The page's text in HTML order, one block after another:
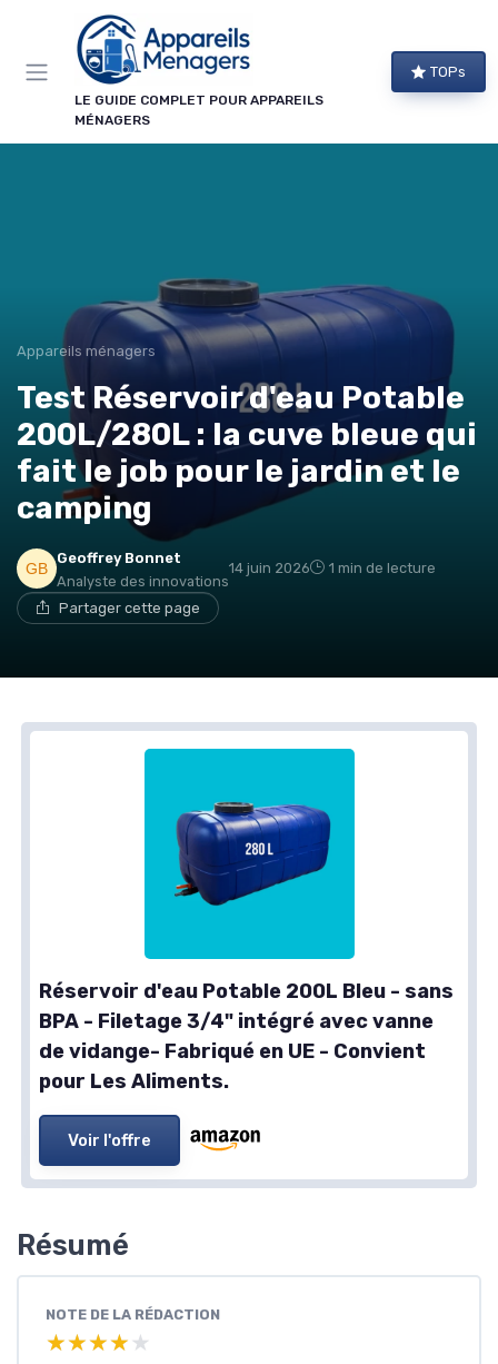
LE GUIDE COMPLET POUR APPAREILS
MÉNAGERS
TOPs
Appareils ménagers
Test Réservoir d'eau Potable
200L/280L : la cuve bleue qui
fait le job pour le jardin et le
camping
Geoffrey Bonnet
Analyste des innovations
14 juin 2026 1 min de lecture
Partager cette page
Réservoir d'eau Potable 200L Bleu - sans
BPA - Filetage 3/4" intégré avec vanne
de vidange- Fabriqué en UE - Convient
pour Les Aliments.
Voir l'offre
Résumé
NOTE DE LA RÉDACTION
★★★★★
★★★★★
Panneau de gestion des cookies